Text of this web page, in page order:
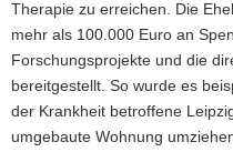
Therapie zu erreichen. Die
mehr als 100.000 Euro an
Forschungsprojekte und die
bereitgestellt. So wurde es
der Krankheit betroffene
umgebaute Wohnung